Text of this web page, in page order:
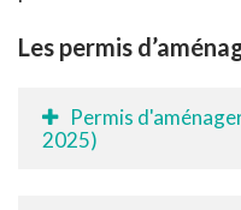
Les permis
Permis
2025)